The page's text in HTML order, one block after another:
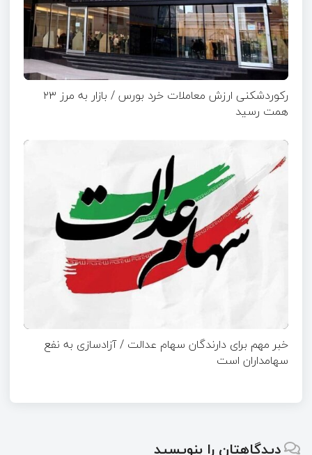
رکوردشکنی ارزش معاملات خرد بورس / بازار به مرز ۲۳
همت رسید
خبر مهم برای دارندگان سهام عدالت / آزادسازی به نفع
سهامداران است
دیدگاهتان را بنویسید